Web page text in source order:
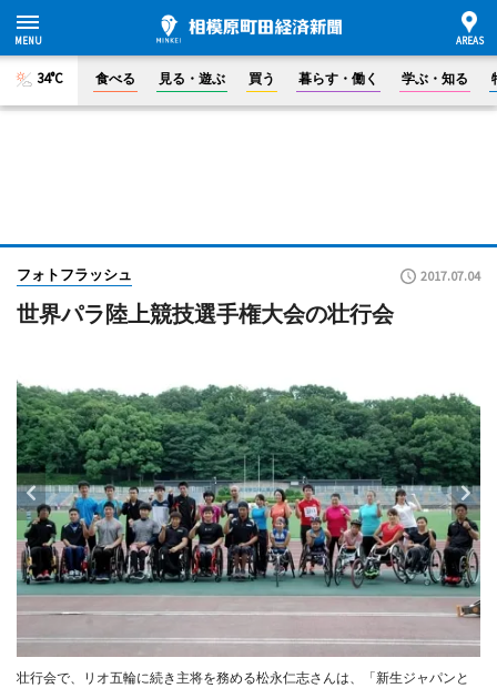
34°C 食べる 見る・遊ぶ 買う 暮らす・働く 学ぶ・知る
フォトフラッシュ 2017.07.04
世界パラ陸上競技選手権大会の壮行会
壮行会で、リオ五輪に続き主将を務める松永仁志さんは、「新生ジャパンと